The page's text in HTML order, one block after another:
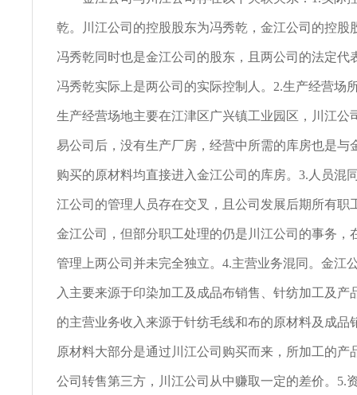
乾。川江公司的控股股东为冯秀乾，金江公司的控股
冯秀乾同时也是金江公司的股东，且两公司的法定代
冯秀乾实际上是两公司的实际控制人。2.生产经营场
生产经营场地主要在江津区广兴镇工业园区，川江公
易公司后，没有生产厂房，经营中所需的库房也是与
购买的原材料均直接进入金江公司的库房。3.人员混
江公司的管理人员存在交叉，且公司发展后期所有职
金江公司，但部分职工处理的仍是川江公司的事务，
管理上两公司并未完全独立。4.主营业务混同。金江
入主要来源于印染加工及成品布销售、针纺加工及产
的主营业务收入来源于针纺毛线和布的原材料及成品
原材料大部分是通过川江公司购买而来，所加工的产
公司转售第三方，川江公司从中赚取一定的差价。5.